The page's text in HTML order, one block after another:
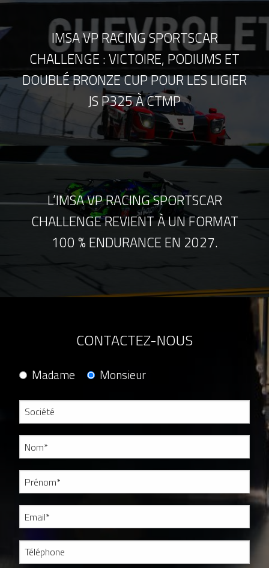
IMSA VP RACING SPORTSCAR
CHALLENGE : VICTOIRE, PODIUMS ET
DOUBLÉ BRONZE CUP POUR LES LIGIER
JS P325 À CTMP
L’IMSA VP RACING SPORTSCAR
CHALLENGE REVIENT À UN FORMAT
100 % ENDURANCE EN 2027.
CONTACTEZ-NOUS
Madame Monsieur